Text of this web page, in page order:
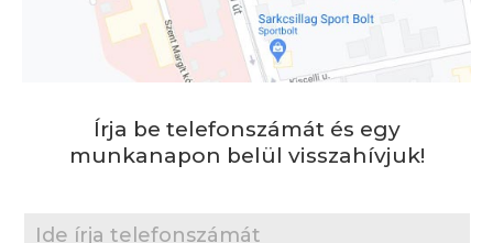
Írja be telefonszámát és egy
munkanapon belül visszahívjuk!